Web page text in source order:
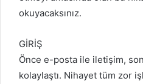
okuyacaksınız.
GİRİŞ
Önce e-posta ile iletişim,
kolaylaştı. Nihayet tüm zor